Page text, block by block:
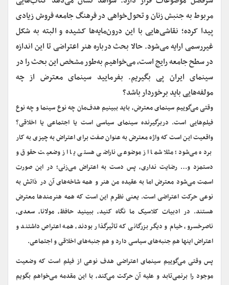
مربوط به جنبش زنان و تحول‌خواهی در فرهنگ جامعه فروش زیادی
پیدا کرده؛ نقاشی‌هایی با این درون‌مایه‌ها کشیده و البته به شکل
غیررسمی ارایه می‌شود. حالا بحث درباره هنر اعتراضی تا این اندازه
در سطح جامعه رایج است، می‌خواهیم به‌طور مشخص این بحث را در
سینمای ایران پی بگیریم. بفرمایید سینمای معترض از چه
مولفه‌هایی باید برخوردار باشد؟
وقتی می‌گوییم سینمای معترض، باید ببینیم هدف‌مان چه نوع سینما و چه نوع
فیلم‌هایی است. دربرگیرنده سینمای سیاسی است یا اجتماعی یا اخلاقی؟
واقعیت این است که واژه معترض به عنوان صفت برای اعتراض به چیزی به کار
برده می‌شود؛ مثلا شما از موضوعی ناراضی هستی یا از وضعیت حقوق و
دستمزد و… رضایت نداری، پس دست به اعتراض می‌زنی؛ در این صورت
اسمت می‌شود معترض اما به عقیده من هنر و همه شاخه‌های آن در ذاتش به
نوعی حرکت اعتراضی است. یعنی نظرم این است که همه هنرمندها معترض
هستند. در ادبیات کلاسیک ما نگاه کنید، ببینید حافظ، مولانا، سعدی،
ناصرخسرو، خیام و دیگر بزرگانی که تاثیرگذار بودند، همه اعتراص داشتند و
اعتراض اینها هم جنبه‌های سیاسی دارد و هم جنبه‌های اخلاقی و اجتماعی.
پس وقتی می‌گوییم سینمای اعتراضی هدف نوعی از فیلم است که وضعیت
موجود را برنمی‌تابد و علیه آن حرکت می‌کند، با این مقدمه می‌خواهم بگویم